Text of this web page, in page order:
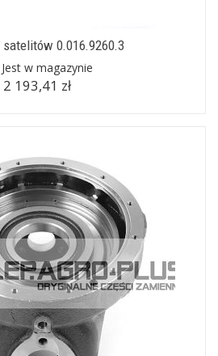
satelitów 0.016.9260.3
Jest w magazynie
2 193,41 zł